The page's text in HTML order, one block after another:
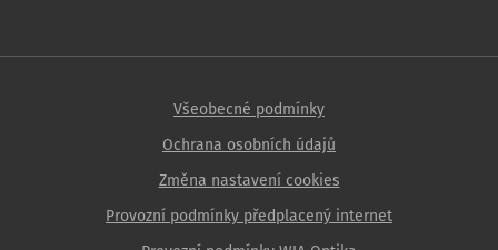
Všeobecné podmínky
Ochrana osobních údajů
Změna nastavení cookies
Provozní podmínky předplacený internet